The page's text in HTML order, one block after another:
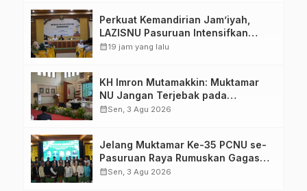
Perkuat Kemandirian Jam’iyah,
LAZISNU Pasuruan Intensifkan
Gerakan Koin NU
calendar_month19 jam yang lalu
KH Imron Mutamakkin: Muktamar
NU Jangan Terjebak pada
Perebutan Kursi Ketua Umum
calendar_monthSen, 3 Agu 2026
Jelang Muktamar Ke-35 PCNU se-
Pasuruan Raya Rumuskan Gagasan
Transformasi Gerakan NU Menuju
calendar_monthSen, 3 Agu 2026